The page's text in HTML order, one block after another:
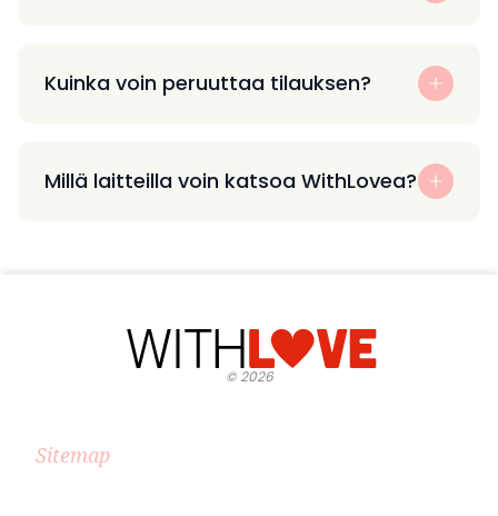
Kuinka voin peruuttaa tilauksen?
Millä laitteilla voin katsoa WithLovea?
©2026
Sitemap